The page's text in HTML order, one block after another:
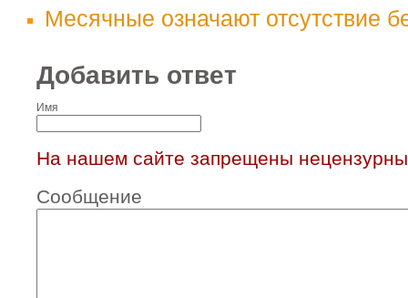
Месячные означают отсутствие
Добавить ответ
Имя
На нашем сайте запрещены
Сообщение